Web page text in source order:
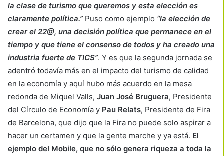
la clase de turismo que queremos y esta elección es
claramente política.” Puso como ejemplo “la elección de
crear el 22@, una decisión política que permanece en el
tiempo y que tiene el consenso de todos y ha creado una
industria fuerte de TICS”. Y es que la segunda jornada se
adentró todavía más en el impacto del turismo de calidad
en la economía y aquí hubo más acuerdo en la mesa
redonda de Miquel Valls, Juan José Bruguera, Presidente
del Círculo de Economía y Pau Relats, Presidente de Fira
de Barcelona, que dijo que la Fira no puede solo aspirar a
hacer un certamen y que la gente marche y ya está. El
ejemplo del Mobile, que no sólo genera riqueza a toda la